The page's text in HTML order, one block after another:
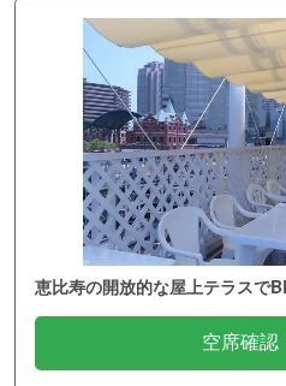
恵比寿の開放的な屋上テラスで
空席確認